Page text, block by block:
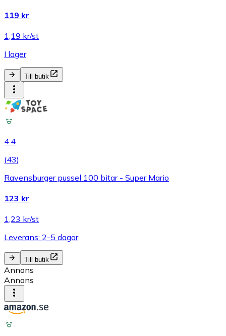
119 kr
1,19 kr/st
I lager
Till butik
4.4
(43)
Ravensburger pussel 100 bitar - Super Mario
123 kr
1,23 kr/st
Leverans: 2-5 dagar
Till butik
Annons
Annons